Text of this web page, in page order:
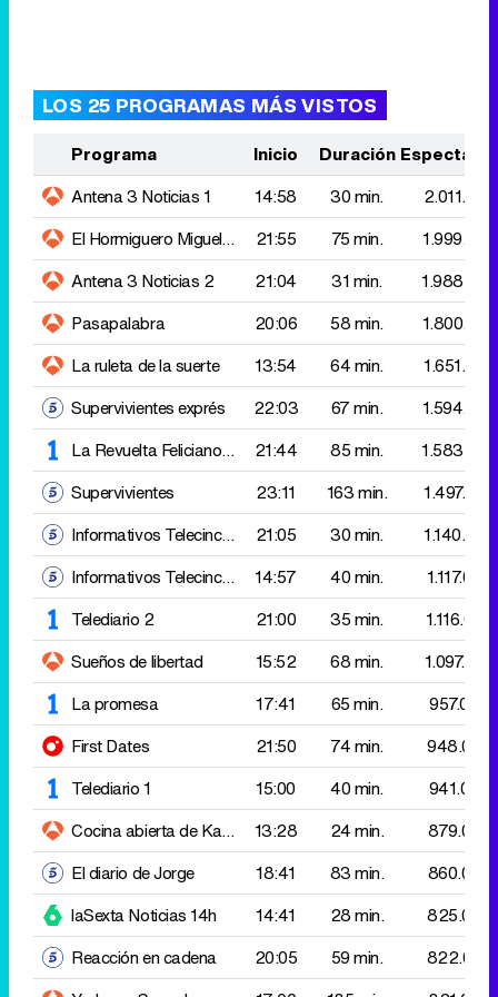
El HormigueroMiguel Bosé 21:55 75 min.
Antena 3 Noticias 2
21:04 31 min.
Pasapalabra
20:06 58 min.
1.800.000
La ruleta de la suerte
13:54 64 min.
1.651.000
Supervivientes exprés
22:03 67 min.
1.594.000
La RevueltaFeliciano López - Leire Martínez 21:44 85 min.
1.583.000
Supervivientes
23:11 163 min.
1.497.000
Informativos Telecinco 21:00
21:05 30 min.
1.140.000
Informativos Telecinco 15:00
14:57 40 min.
1.117.000
Telediario 2
21:00 35 min.
1.116.000
Sueños de libertad
15:52 68 min.
1.097.000
La promesa
17:41 65 min.
957.000
First Dates
21:50 74 min.
948.000
Telediario 1
15:00 40 min.
941.000
Cocina abierta de Karlos Arguiñano
Albóndigas de ternera
13:28 24 min.
879.000
El diario de Jorge
18:41 83 min.
860.000
laSexta Noticias 14h
14:41 28 min.
825.000
Reacción en cadena
20:05 59 min.
822.000
Y ahora, Sonsoles
17:00 185 min.
821.000
Angela
23:18 60 min.
818.000
El intermedio
21:39 83 min.
817.000
Tardear
15:57 156 min. 784.000